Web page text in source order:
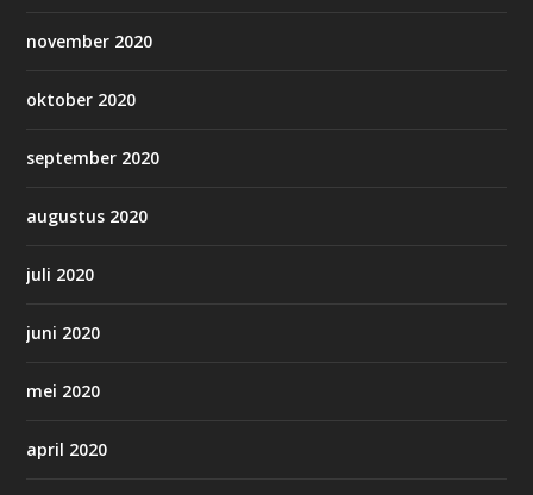
november 2020
oktober 2020
september 2020
augustus 2020
juli 2020
juni 2020
mei 2020
april 2020